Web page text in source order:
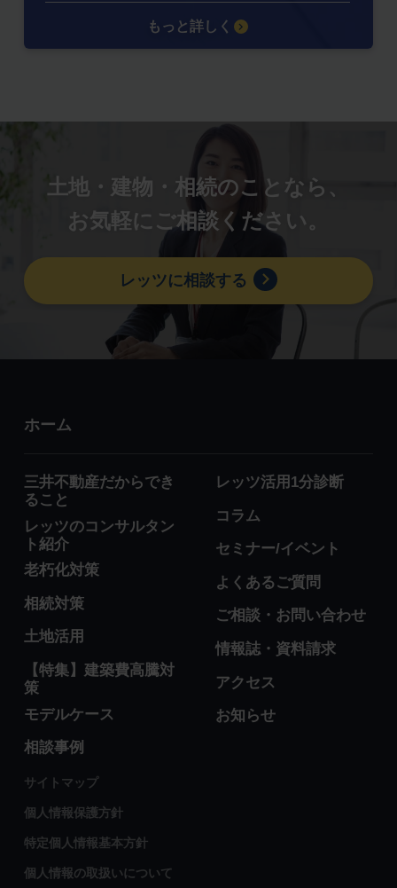
もっと詳しく
土地・建物・相続のことなら、
お気軽にご相談ください。
レッツに相談する
ホーム
三井不動産だからでき
ること
レッツのコンサルタン
ト紹介
老朽化対策
相続対策
土地活用
【特集】建築費高騰対
策
モデルケース
相談事例
レッツ活用1分診断
コラム
セミナー/イベント
よくあるご質問
ご相談・お問い合わせ
情報誌・資料請求
アクセス
お知らせ
サイトマップ
個人情報保護方針
特定個人情報基本方針
個人情報の取扱いについて